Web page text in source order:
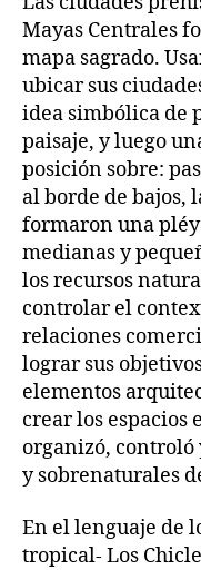
Mayas Centrales
mapa sagrado.
ubicar sus
idea simbólica de
paisaje, y luego
posición sobre:
al borde de bajos,
formaron una
medianas y
los recursos
controlar el
relaciones
lograr sus
elementos
crear los espacios
organizó, controló
y sobrenaturales
En el lenguaje de
tropical- Los